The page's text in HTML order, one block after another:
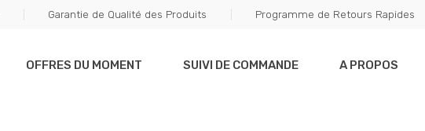
Garantie de Qualité des Produits Programme de Retours Rapides
OFFRES DU MOMENT SUIVI DE COMMANDE A PROPOS